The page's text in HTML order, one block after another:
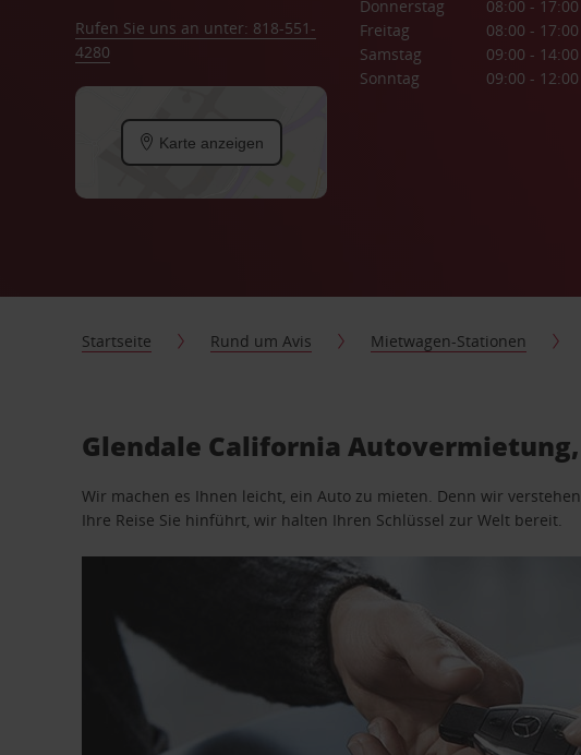
Rufen Sie uns an unter: 818-551-
4280
Karte anzeigen
Donnerstag
08:00 - 17:00
Freitag
08:00 - 17:00
Samstag
09:00 - 14:00
Sonntag
09:00 - 12:00
Startseite Rund um Avis Mietwagen-Stationen
Glendale California
Wir machen es Ihnen leicht, ein Auto zu mieten. Denn wir
Ihre Reise Sie hinführt, wir halten Ihren Schlüssel zur Welt bereit.